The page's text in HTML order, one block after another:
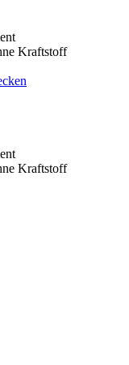
Kraftstoff
Kraftstoff